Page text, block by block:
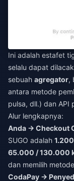
Ini adalah estafet
selalu dapat
sebuah agregator,
antara metode
pulsa, dll.) dan API
Alur lengkapnya:
Anda → Checkout
SUGO adalah
65.000 / 130.000
dan memilih
CodaPay →